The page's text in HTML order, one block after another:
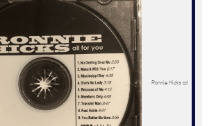
Ronnie Hicks cd